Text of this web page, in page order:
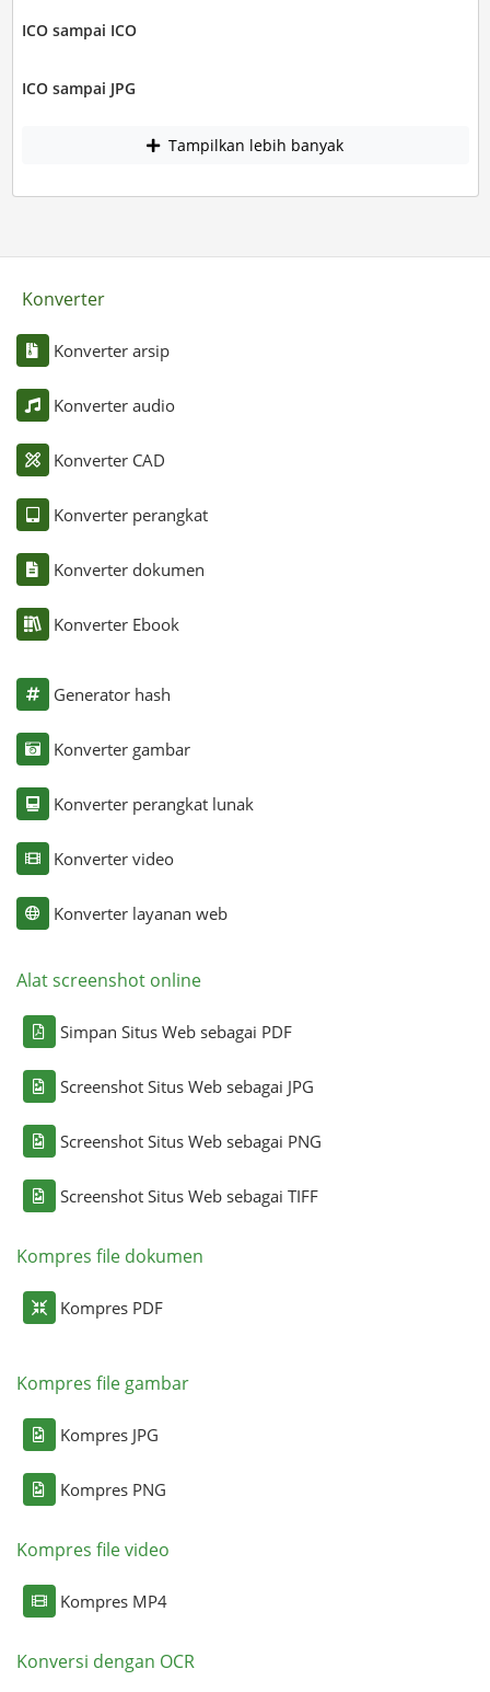
ICO sampai ICO
ICO sampai JPG
Tampilkan lebih banyak
Konverter
Konverter arsip
Konverter audio
Konverter CAD
Konverter perangkat
Konverter dokumen
Konverter Ebook
Generator hash
Konverter gambar
Konverter perangkat lunak
Konverter video
Konverter layanan web
Alat screenshot online
Simpan Situs Web sebagai PDF
Screenshot Situs Web sebagai JPG
Screenshot Situs Web sebagai PNG
Screenshot Situs Web sebagai TIFF
Kompres file dokumen
Kompres PDF
Kompres file gambar
Kompres JPG
Kompres PNG
Kompres file video
Kompres MP4
Konversi dengan OCR